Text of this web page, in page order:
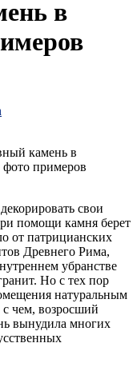
в
камень в
фото примеров
свои
помощи камня берет
от патрицианских
Древнего Рима,
убранстве
Но с тех пор
натуральным
чем, возросший
вынудила многих